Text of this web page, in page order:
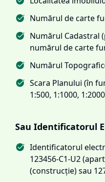
Numărul de carte
Numărul Cadastral
numărul de carte
Numărul
Scara Planului (în
1:500, 1:1000,
Sau Identificatorul
Identificatorul
123456-C1-U2
(construcție) sau